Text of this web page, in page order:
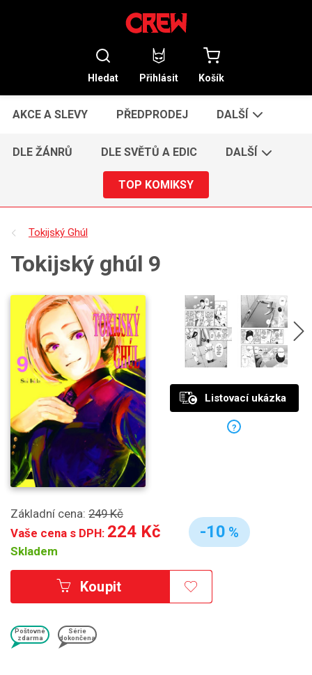
Hledat Přihlásit Košík
AKCE A SLEVY PŘEDPRODEJ DALŠÍ
DLE ŽÁNRŮ DLE SVĚTŮ A EDIC DALŠÍ
TOP KOMIKSY
Tokijský Ghúl
Tokijský ghúl 9
Základní cena: 249 Kč
Vaše cena s DPH: 224 Kč
Skladem
-10 %
Koupit
Poštovné
zdarma
Série
dokončena
Listovací ukázka
?